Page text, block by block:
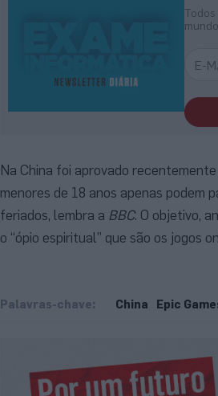
mundo
Na China foi aprovado
menores de 18 anos apenas podem
feriados, lembra a BBC. O objetivo,
o “ópio espiritual” que são os jogos
Palavras-chave: China Epic